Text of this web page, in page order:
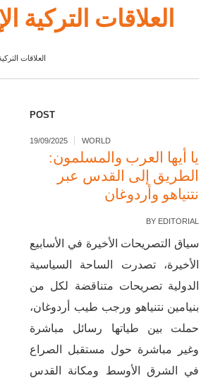
العلاقات التركية
العلاقات
POST
19/09/2025 WORLD
يا أيها العرب والمسلمون:
الطريق إلى القدس عبر
نتنياهو وأردوغان
BY EDITORIAL
سياق التصريحات الأخيرة في الأسابيع
الأخيرة، تصدرت الساحة السياسية
الدولية تصريحات متناقضة لكل من
بنيامين نتنياهو ورجب طيب أردوغان،
حملت بين طياتها رسائل مباشرة
وغير مباشرة حول مستقبل الصراع
في الشرق الأوسط ومكانة القدس